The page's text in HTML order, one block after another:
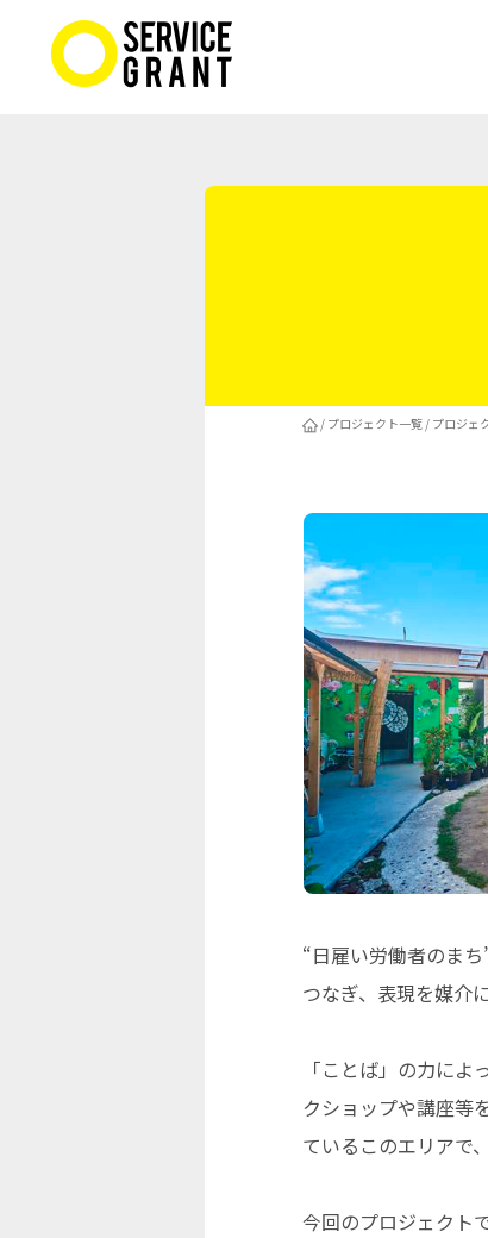
/ プロジェクト一覧 / プロジェ
“日雇い労働者のま
つなぎ、表現を媒介
「ことば」の力に
クショップや講座等
ているこのエリアで
今回のプロジェクト